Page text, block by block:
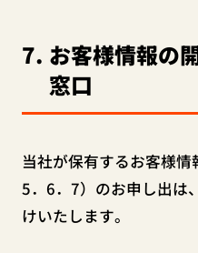
7 お客様情報の
窓口
当社が保有するお客様
5．6．7）のお申し出は
けいたします。